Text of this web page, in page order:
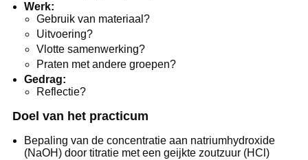
Werk:
Gebruik van materiaal?
Uitvoering?
Vlotte samenwerking?
Praten met andere groepen?
Gedrag:
Reflectie?
Doel van het practicum
Bepaling van de concentratie aan natriumhydroxide
(NaOH) door titratie met een geijkte zoutzuur (HCl)